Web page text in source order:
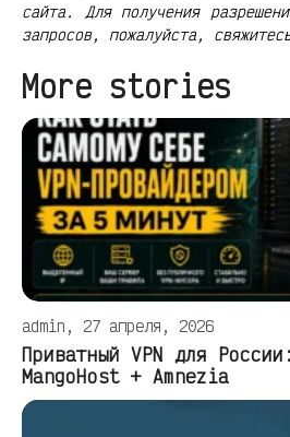
сайта. Для получения
запросов, пожалуйста,
More stories
admin, 27 апреля, 2026
Приватный VPN для
MangoHost + Amnezia